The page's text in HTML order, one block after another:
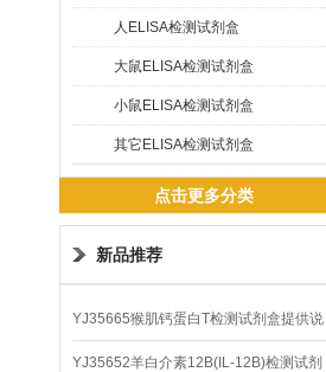
人ELISA检测试剂盒
大鼠ELISA检测试剂盒
小鼠ELISA检测试剂盒
其它ELISA检测试剂盒
点击更多分类
新品推荐
YJ35665猴肌钙蛋白T检测试剂盒提供说
明书
YJ35652羊白介素12B(IL-12B)检测试剂